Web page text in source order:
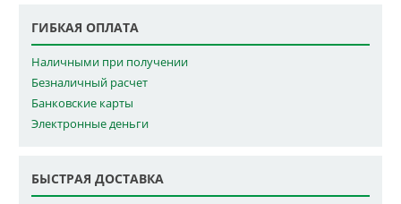
ГИБКАЯ ОПЛАТА
Наличными при получении
Безналичный расчет
Банковские карты
Электронные деньги
БЫСТРАЯ ДОСТАВКА